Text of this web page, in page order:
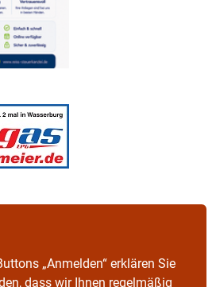
„Anmelden“ erklären Sie
dass wir Ihnen regelmäßig